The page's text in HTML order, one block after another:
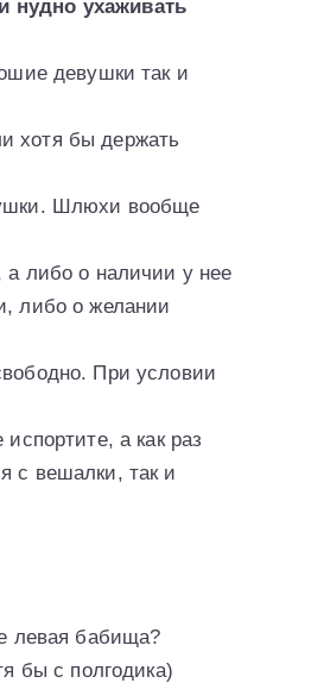
нудно ухаживать
девушки так и
хотя бы держать
Шлюхи вообще
а либо о наличии у нее
либо о желании
При условии
а как раз
с вешалки, так и
левая бабища?
бы с полгодика)